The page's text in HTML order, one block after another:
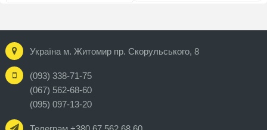
Україна м. Житомир пр. Скорульського, 8
(093) 338-71-75
(067) 562-68-60
(095) 097-13-20